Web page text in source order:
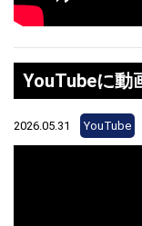
YouTubeに動
2026.05.31 YouTube